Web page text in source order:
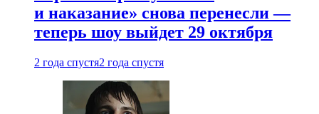
и наказание» снова перенесли —
теперь шоу выйдет 29 октября
2 года спустя2 года спустя